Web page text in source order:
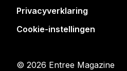
Privacyverklaring
Cookie-instellingen
© 2026 Entree Magazine